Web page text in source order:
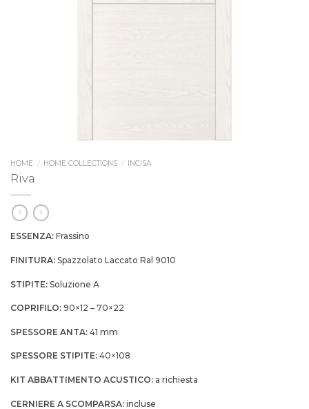
HOME / HOME COLLECTIONS / INCISA
Riva
ESSENZA: Frassino
FINITURA: Spazzolato Laccato Ral 9010
STIPITE: Soluzione A
COPRIFILO: 90×12 – 70×22
SPESSORE ANTA: 41 mm
SPESSORE STIPITE: 40×108
KIT ABBATTIMENTO ACUSTICO: a richiesta
CERNIERE A SCOMPARSA: incluse